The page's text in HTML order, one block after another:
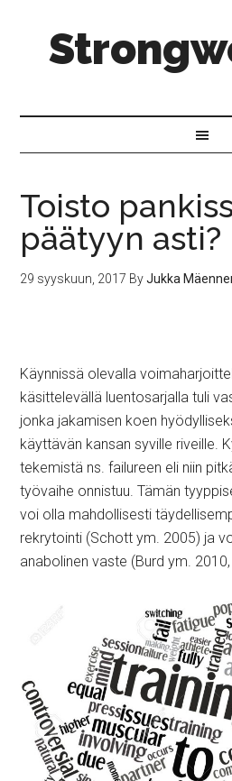
Toisto
päätyyn asti?
29 syyskuun, 2017 ByJukka
Käynnissä olevalla
käsittelevällä luentosarjalla tuli
jonka jakamisen koen
käyttävän kansan syville riveille.
tekemistä ns. failureen eli niin
työvaihe onnistuu. Tämän
voi olla mahdollisesti
rekrytointi (Schott ym. 2005) ja
anabolinen vaste (Burd ym.